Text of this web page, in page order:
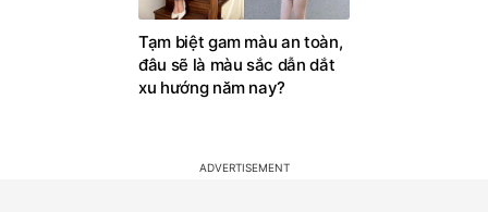
Tạm biệt gam màu an toàn,
đâu sẽ là màu sắc dẫn dắt
xu hướng năm nay?